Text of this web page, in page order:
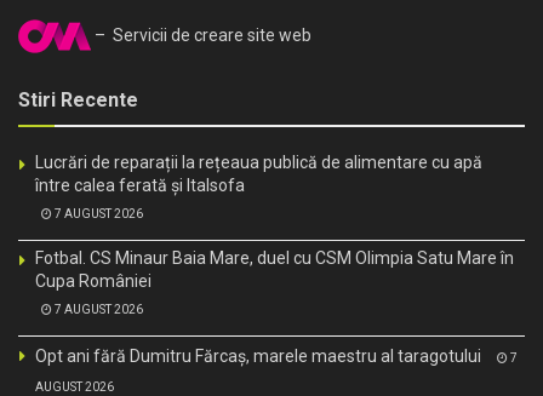
– Servicii de creare site web
Stiri Recente
Lucrări de reparații la rețeaua publică de alimentare cu apă
între calea ferată și Italsofa
7 AUGUST 2026
Fotbal. CS Minaur Baia Mare, duel cu CSM Olimpia Satu Mare în
Cupa României
7 AUGUST 2026
Opt ani fără Dumitru Fărcaș, marele maestru al taragotului 7
AUGUST 2026